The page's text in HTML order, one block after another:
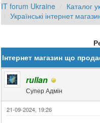
IT forum Ukraine
Каталог
Українські інтернет
Інтернет магазин що
rullan
Супер Адмін
21-09-2024, 19:26